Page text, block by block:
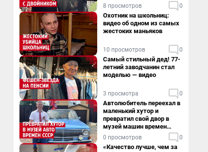
8 просмотров 0
Охотник на школьниц:
видео об одном из самых
жестоких маньяков
10 просмотров 0
Самый стильный дед! 77-
летний заводчанин стал
моделью — видео
3 просмотра 0
Автолюбитель переехал в
маленький хутор и
превратил свой двор в
музей машин времен
СССР. Видео
0 просмотров 0
«Качество лучше, чем за